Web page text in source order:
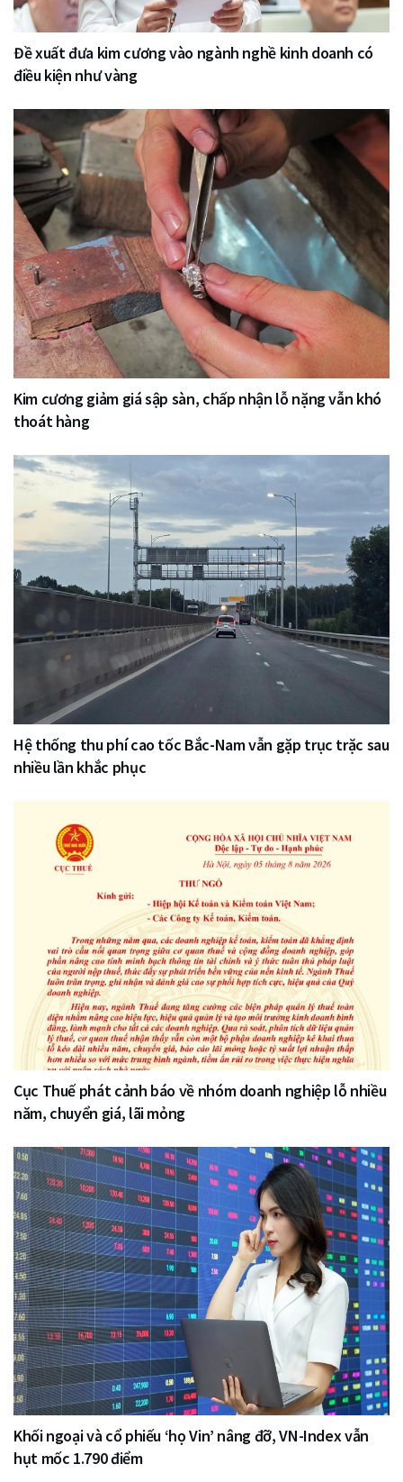
Đề xuất đưa kim cương vào ngành nghề kinh doanh có
điều kiện như vàng
Kim cương giảm giá sập sàn, chấp nhận lỗ nặng vẫn khó
thoát hàng
Hệ thống thu phí cao tốc Bắc-Nam vẫn gặp trục trặc sau
nhiều lần khắc phục
Cục Thuế phát cảnh báo về nhóm doanh nghiệp lỗ nhiều
năm, chuyển giá, lãi mỏng
Khối ngoại và cổ phiếu ‘họ Vin’ nâng đỡ, VN-Index vẫn
hụt mốc 1.790 điểm